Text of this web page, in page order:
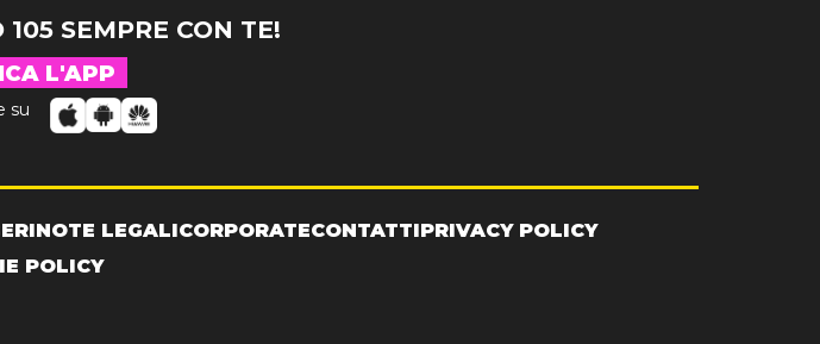
105 SEMPRE CON TE!
L'APP
su
NOTE LEGALICORPORATECONTATTIPRIVACY POLICY
POLICY